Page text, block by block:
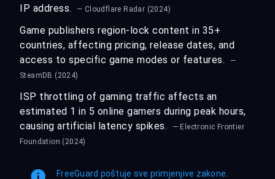
IP address.
— Cloudflare Radar (2024)
Game publishers region-lock content in 35+
countries, affecting pricing, release dates, and
access to specific game modes or features.
—
SteamDB (2024)
ISP throttling of gaming traffic affects an
estimated 1 in 5 online gamers during peak hours,
causing artificial latency spikes.
— Electronic Frontier
Foundation (2024)
FreeGuard poštuje sve primjenjive zakone.